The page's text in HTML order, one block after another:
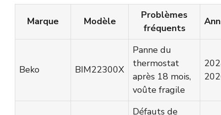
Marque Modèle
Problèmes
fréquents
Beko BIM22300X
Panne du
thermostat
après 18 mois,
voûte fragile
Défauts de